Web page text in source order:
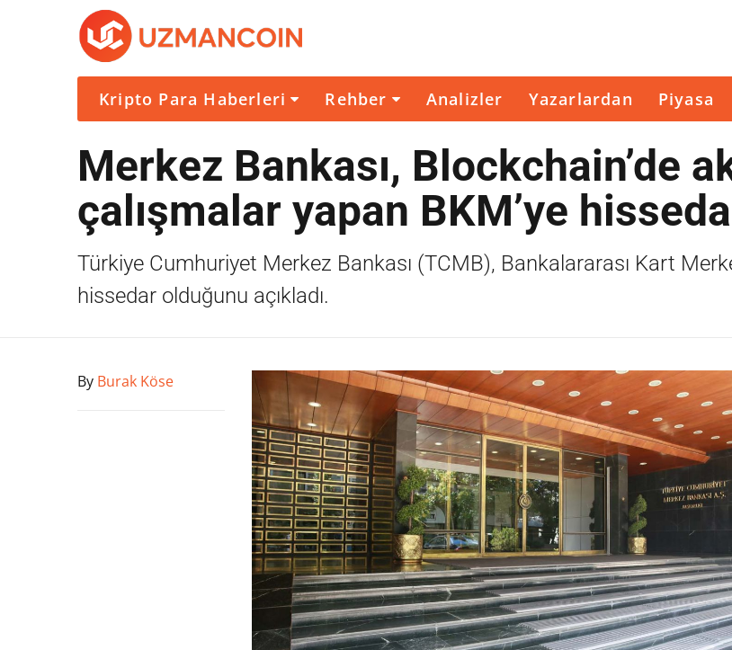
Kripto Para Haberleri Rehber Analizler Yazarlardan Piyasa
Merkez Bankası, Blockchain’de
çalışmalar yapan BKM’ye
Türkiye Cumhuriyet Merkez Bankası (TCMB), Bankalararası Kart
hissedar olduğunu açıkladı.
By Burak Köse